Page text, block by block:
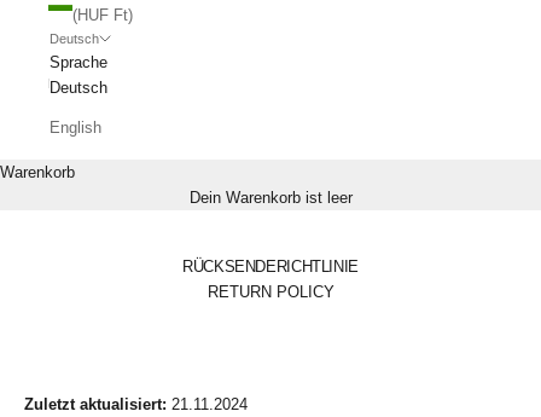
(HUF Ft)
Deutsch
Sprache
Deutsch
English
Warenkorb
Dein Warenkorb ist leer
RÜCKSENDERICHTLINIE
RETURN POLICY
Zuletzt aktualisiert: 21.11.2024